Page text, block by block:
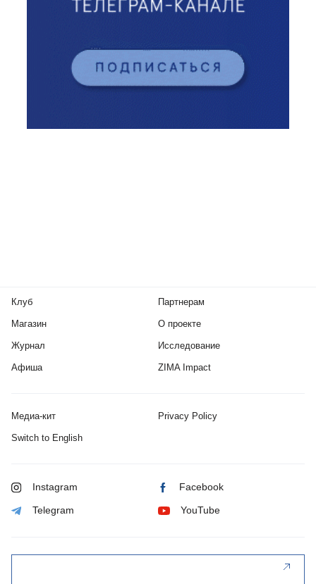
Клуб
Магазин
Журнал
Афиша
Партнерам
О проекте
Исследование
ZIMA Impact
Медиа-кит Privacy Policy
Switch to English
Instagram Facebook
Telegram YouTube